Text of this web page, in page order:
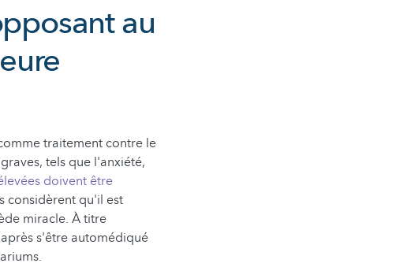
au
traitement contre le
tels que l'anxiété,
doivent être
considèrent qu'il est
miracle. À titre
s'être automédiqué